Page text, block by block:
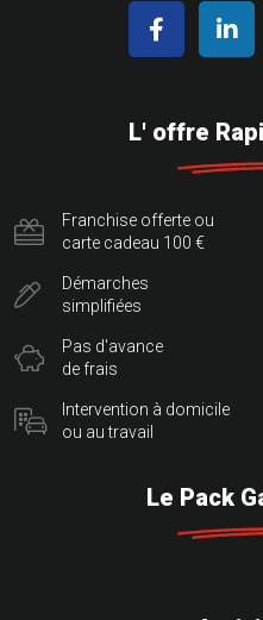
L' offre
Franchise offerte ou
carte cadeau 100 €
Démarches
simplifiées
Pas d'avance
de frais
Intervention à domicile
ou au travail
Le Pack